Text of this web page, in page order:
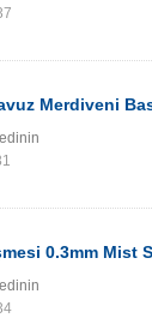
Merdiveni
0.3mm Mist